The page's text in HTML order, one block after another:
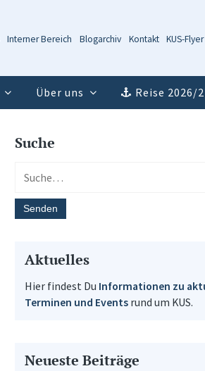
Interner Bereich Blogarchiv Kontakt KUS-Flyer
Über uns Reise 2026/
Suche
Aktuelles
Hier findest Du Informationen zu
Terminen und Eventsrund um KUS.
Neueste Beiträge